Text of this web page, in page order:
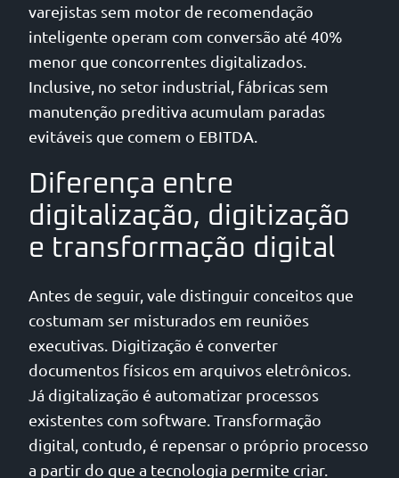
varejistas sem motor de recomendação
inteligente operam com conversão até 40%
menor que concorrentes digitalizados.
Inclusive, no setor industrial, fábricas sem
manutenção preditiva acumulam paradas
evitáveis que comem o EBITDA.
Diferença entre
digitalização, digitização
e transformação digital
Antes de seguir, vale distinguir conceitos que
costumam ser misturados em reuniões
executivas. Digitização é converter
documentos físicos em arquivos eletrônicos.
Já digitalização é automatizar processos
existentes com software. Transformação
digital, contudo, é repensar o próprio processo
a partir do que a tecnologia permite criar.